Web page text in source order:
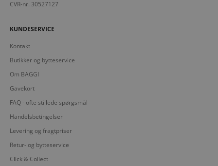
CVR-nr. 30527127
KUNDESERVICE
Kontakt
Butikker og bytteservice
Om BAGGI
Gavekort
FAQ - ofte stillede spørgsmål
Handelsbetingelser
Levering og fragtpriser
Retur- og bytteservice
Click & Collect